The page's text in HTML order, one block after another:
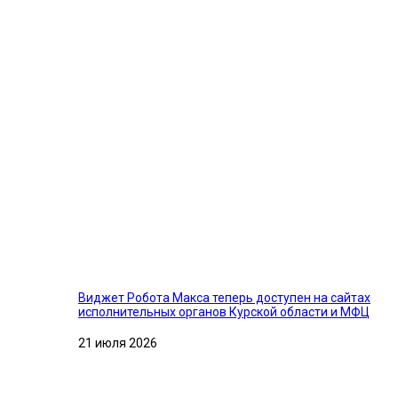
Виджет Робота Макса теперь доступен на сайтах
исполнительных органов Курской области и МФЦ
21 июля 2026